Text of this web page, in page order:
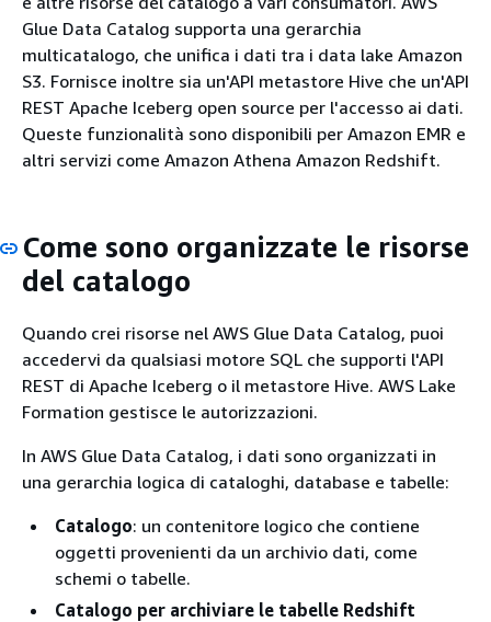
Glue Data Catalog supporta una gerarchia
multicatalogo, che unifica i dati tra i data lake Amazon
S3. Fornisce inoltre sia un'API metastore Hive che un'API
REST Apache Iceberg open source per l'accesso ai dati.
Queste funzionalità sono disponibili per Amazon EMR e
altri servizi come Amazon Athena Amazon Redshift.
Come sono organizzate le risorse
del catalogo
Quando crei risorse nel AWS Glue Data Catalog, puoi
accedervi da qualsiasi motore SQL che supporti l'API
REST di Apache Iceberg o il metastore Hive. AWS Lake
Formation gestisce le autorizzazioni.
In AWS Glue Data Catalog, i dati sono organizzati in
una gerarchia logica di cataloghi, database e tabelle:
Catalogo: un contenitore logico che contiene
oggetti provenienti da un archivio dati, come
schemi o tabelle.
Catalogo per archiviare le tabelle Redshift